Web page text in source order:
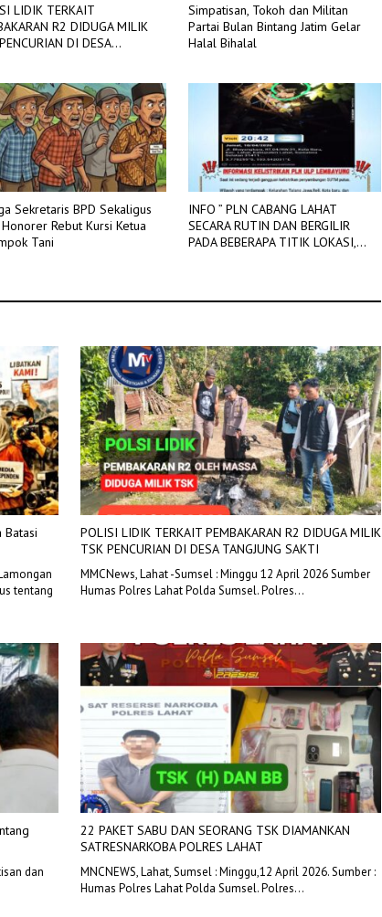
LIDIK TERKAIT
R2 DIDUGA MILIK
DI DESA
Simpatisan, Tokoh dan Militan
Partai Bulan Bintang Jatim Gelar
Halal Bihalal
Sekretaris BPD Sekaligus
Rebut Kursi Ketua
Tani
INFO ” PLN CABANG LAHAT
SECARA RUTIN DAN BERGILIR
PADA BEBERAPA TITIK LOKASI,
Batasi
tentang
POLISI LIDIK TERKAIT PEMBAKARAN R2 DIDUGA MILIK
TSK PENCURIAN DI DESA TANGJUNG SAKTI
MMCNews, Lahat -Sumsel : Minggu 12 April 2026 Sumber
Humas Polres Lahat Polda Sumsel. Polres…
dan
22 PAKET SABU DAN SEORANG TSK DIAMANKAN
SATRESNARKOBA POLRES LAHAT
MNCNEWS, Lahat, Sumsel : Minggu,12 April 2026. Sumber :
Humas Polres Lahat Polda Sumsel. Polres…